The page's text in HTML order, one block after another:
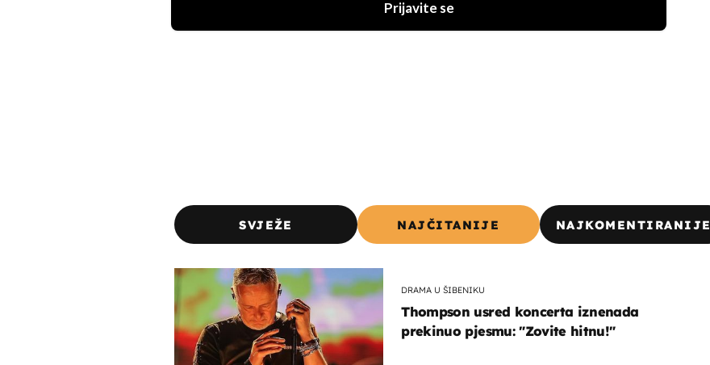
Prijavite se
SVJEŽE NAJČITANIJE NAJKOMENTIRANIJE
DRAMA U ŠIBENIKU
Thompson usred koncerta iznenada
prekinuo pjesmu: "Zovite hitnu!"